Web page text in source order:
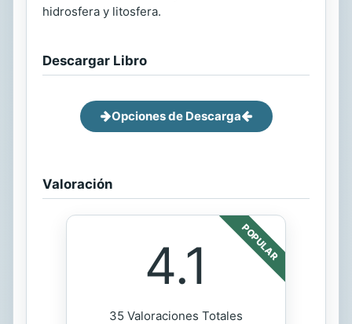
hidrosfera y litosfera.
Descargar Libro
Opciones de Descarga
Valoración
POPULAR
4.1
35 Valoraciones Totales